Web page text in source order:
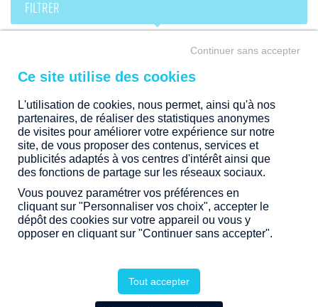
Des résidences neuves qui combinent architecture raffinée,
prestations de qualité, harmonie des ambiances
intérieures… Tous nos projets d'immobilier résidentiel sont
situés dans des quartiers privilégiés au sein de communes
Laissez-vous séduire et devenez propriétaire d’un bien
Aquitaine ou Rhône-Alpes.
FILTRER
ILLE ET VILAINE (35)
VIGNOC
TRANCHE DE PRIX
ÉTAPE
1 PROGRAMME DISPONIBLE
L'utilisation de cookies, nous permet, ainsi qu'à nos
partenaires, de réaliser des statistiques anonymes
de visites pour améliorer votre expérience sur notre
site, de vous proposer des contenus, services et
publicités adaptés à vos centres d'intérêt ainsi que
des fonctions de partage sur les réseaux sociaux.
Vous pouvez paramétrer vos préférences en
cliquant sur "Personnaliser vos choix", accepter le
dépôt des cookies sur votre appareil ou vous y
opposer en cliquant sur "Continuer sans accepter".
Tout accepter
Continuer sans accepter